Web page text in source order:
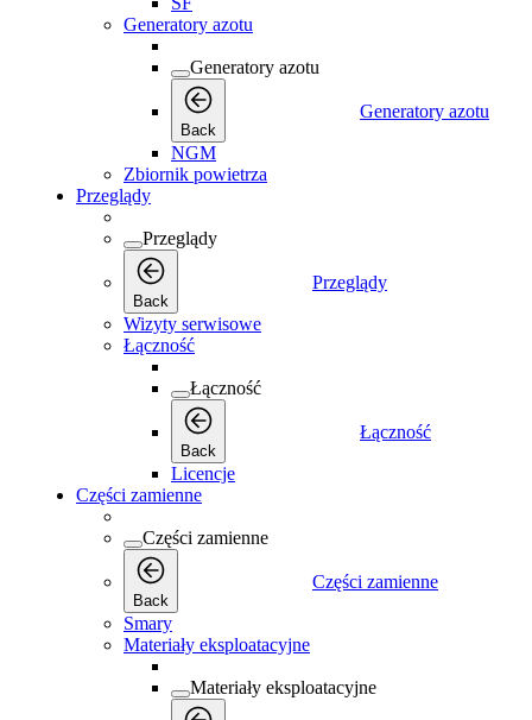
Generatory azotu
Generatory azotu
Back
Generatory azotu
NGM
Zbiornik powietrza
Przeglądy
Przeglądy
Back
Przeglądy
Wizyty serwisowe
Łączność
Łączność
Back
Łączność
Licencje
Części zamienne
Części zamienne
Back
Części zamienne
Smary
Materiały eksploatacyjne
Materiały eksploatacyjne